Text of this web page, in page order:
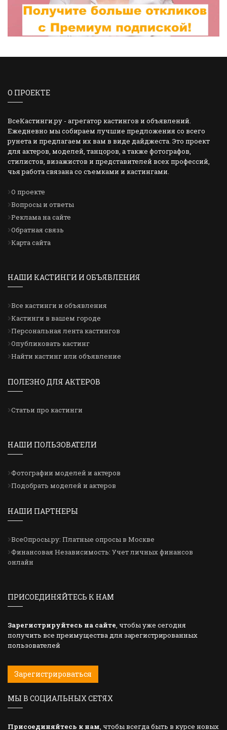
О ПРОЕКТЕ
ВсеКастинги.ру - агрегатор кастингов и объявлений.
Ежедневно мы собираем лучшие предложения со всего
рунета и предлагаем их вам в виде дайджеста. Это проект
для актеров, моделей, танцоров, а также фотографов,
стилистов, визажистов и представителей всех профессий,
чья работа связана со съемками и кастингами.
О проекте
Вопросы и ответы
Реклама на сайте
Обратная связь
Карта сайта
НАШИ КАСТИНГИ И ОБЪЯВЛЕНИЯ
Все кастинги и объявления
Кастинги в вашем городе
Персональная лента кастингов
Опубликовать кастинг
Найти кастинг или объявление
ПОЛЕЗНО ДЛЯ АКТЕРОВ
Статьи про кастинги
НАШИ ПОЛЬЗОВАТЕЛИ
Фотографии моделей и актеров
Подобрать моделей и актеров
НАШИ ПАРТНЕРЫ
ВсеОпросы.ру: Платные опросы в Москве
Финансовая Независимость: Учет личных финансов
онлайн
ПРИСОЕДИНЯЙТЕСЬ К НАМ
Зарегистрируйтесь на сайте, чтобы уже сегодня
получить все преимущества для зарегистрированных
пользователей
Зарегистрироваться
МЫ В СОЦИАЛЬНЫХ СЕТЯХ
Присоединяйтесь к нам, чтобы всегда быть в курсе новых